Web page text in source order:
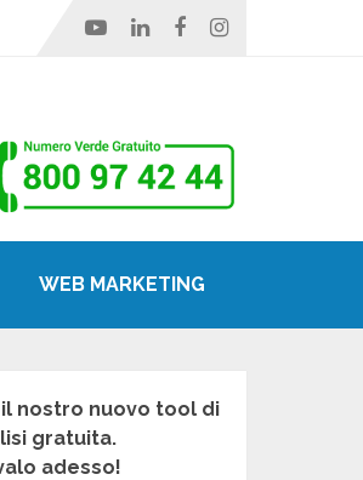
WEB MARKETING
nostro nuovo tool di
gratuita.
adesso!